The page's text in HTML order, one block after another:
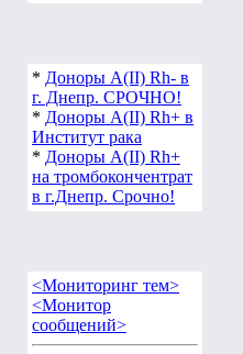
* Доноры А(ІІ) Rh- в
г. Днепр. СРОЧНО!
* Доноры А(ІІ) Rh+ в
Институт рака
* Доноры А(ІІ) Rh+
на тромбокончентрат
в г.Днепр. Срочно!
<Мониторинг тем>
<Монитор
сообщений>